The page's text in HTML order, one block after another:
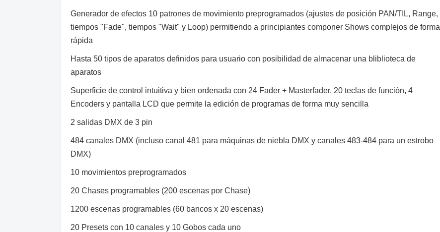
Generador de efectos 10 patrones de movimiento preprogramados (ajustes de posición PAN/TIL, Range,
tiempos "Fade", tiempos "Wait" y Loop) permitiendo a principiantes componer Shows complejos de forma
rápida
Hasta 50 tipos de aparatos definidos para usuario con posibilidad de almacenar una bliblioteca de
aparatos
Superficie de control intuitiva y bien ordenada con 24 Fader + Masterfader, 20 teclas de función, 4
Encoders y pantalla LCD que permite la edición de programas de forma muy sencilla
2 salidas DMX de 3 pin
484 canales DMX (incluso canal 481 para máquinas de niebla DMX y canales 483-484 para un estrobo
DMX)
10 movimientos preprogramados
20 Chases programables (200 escenas por Chase)
1200 escenas programables (60 bancos x 20 escenas)
20 Presets con 10 canales y 10 Gobos cada uno